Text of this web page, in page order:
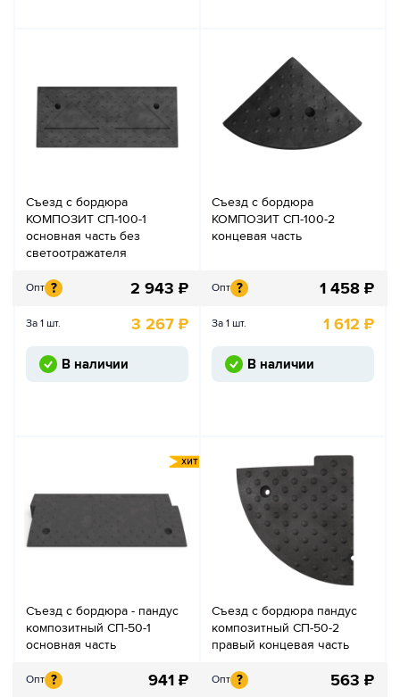
Съезд с бордюра
КОМПОЗИТ СП-100-1
основная часть без
светоотражателя
Опт ? 2 943 ₽
За 1 шт. 3 267 ₽
В наличии
Съезд с бордюра
КОМПОЗИТ СП-100-2
концевая часть
Опт ? 1 458 ₽
За 1 шт. 1 612 ₽
В наличии
Съезд с бордюра - пандус
композитный СП-50-1
основная часть
Опт ? 941 ₽
Съезд с бордюра пандус
композитный СП-50-2
правый концевая часть
Опт ? 563 ₽